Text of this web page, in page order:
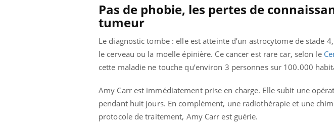
Pas de phobie, les pertes de
tumeur
Le diagnostic tombe : elle est atteinte d’un astrocytome de stade
le cerveau ou la moelle épinière. Ce cancer est rare car, selon le
cette maladie ne touche qu’environ 3 personnes sur 100.000
Amy Carr est immédiatement prise en charge. Elle subit une
pendant huit jours. En complément, une radiothérapie et une
protocole de traitement, Amy Carr est guérie.